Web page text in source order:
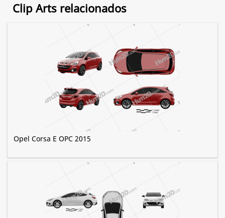
Clip Arts relacionados
Opel Corsa E OPC 2015